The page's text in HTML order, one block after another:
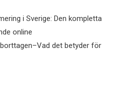
i Sverige: Den kompletta
online
det betyder för